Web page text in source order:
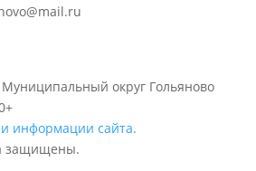
округ Гольяново
информации сайта.
защищены.